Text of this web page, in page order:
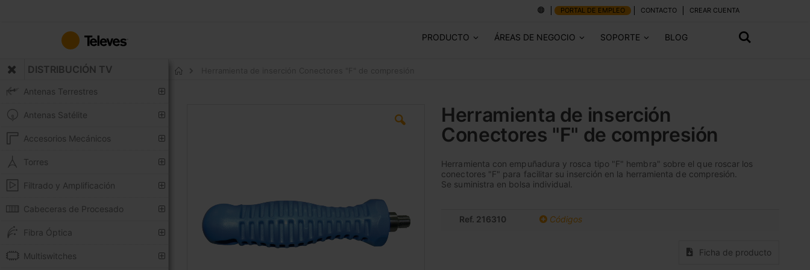
contenido
PORTAL DE EMPLEO CONTACTO CREAR CUENTA
PRODUCTO ÁREAS DE NEGOCIO SOPORTE BLOG
DISTRIBUCIÓN TV
Antenas Terrestres
Antenas Satélite
Accesorios Mecánicos
Torres
Filtrado y Amplificación
Cabeceras de Procesado
Fibra Óptica
Multiswitches
Herramienta de inserción
Conectores "F" de compresión
Herramienta con empuñadura y rosca tipo "F" hembra" sobre el que roscar los
conectores "F" para facilitar su inserción en la herramienta de compresión.
Se suministra en bolsa individual.
Ref. 216310 Códigos
Ficha de producto